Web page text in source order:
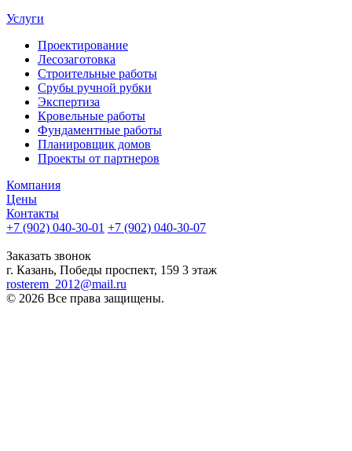
Услуги
Проектирование
Лесозаготовка
Строительные работы
Срубы ручной рубки
Экспертиза
Кровельные работы
Фундаментные работы
Планировщик домов
Проекты от партнеров
Компания
Цены
Контакты
+7 (902) 040-30-01 +7 (902) 040-30-07
Заказать звонок
г. Казань, Победы проспект, 159 3 этаж
rosterem_2012@mail.ru
© 2026 Все права защищены.